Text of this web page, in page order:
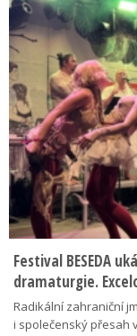
Festival BESEDA
dramaturgie.
Radikální zahraniční
i společenský přesah